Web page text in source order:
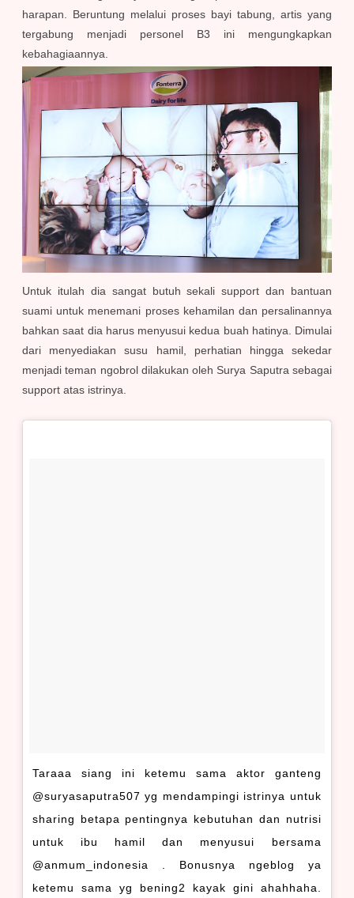
harapan. Beruntung melalui proses bayi tabung, artis yang
tergabung menjadi personel B3 ini mengungkapkan
kebahagiaannya.
Untuk itulah dia sangat butuh sekali support dan bantuan
suami untuk menemani proses kehamilan dan persalinannya
bahkan saat dia harus menyusui kedua buah hatinya. Dimulai
dari menyediakan susu hamil, perhatian hingga sekedar
menjadi teman ngobrol dilakukan oleh Surya Saputra sebagai
support atas istrinya.
Taraaa siang ini ketemu sama aktor ganteng
@suryasaputra507 yg mendampingi istrinya untuk
sharing betapa pentingnya kebutuhan dan nutrisi
untuk ibu hamil dan menyusui bersama
@anmum_indonesia . Bonusnya ngeblog ya
ketemu sama yg bening2 kayak gini ahahhaha.